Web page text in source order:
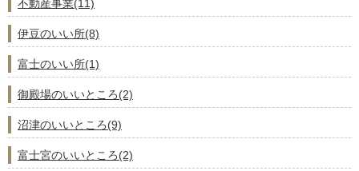
不動産事業(11)
伊豆のいい所(8)
富士のいい所(1)
御殿場のいいところ(2)
沼津のいいところ(9)
富士宮のいいところ(2)